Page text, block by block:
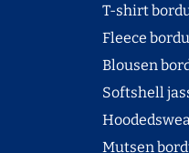
T-shirt
Fleece
Blousen
Softshell
Mutsen